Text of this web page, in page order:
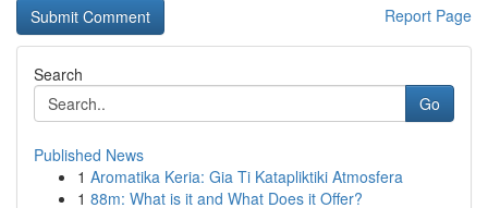
Report Page
Search
Go
Published News
1 Aromatika Keria: Gia Ti Katapliktiki Atmosfera
1 88m: What is it and What Does it Offer?